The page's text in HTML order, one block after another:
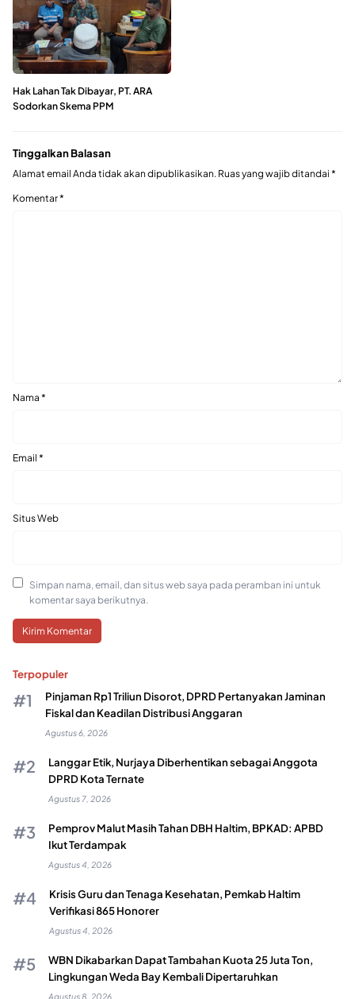
Hak Lahan Tak Dibayar, PT. ARA
Sodorkan Skema PPM
Tinggalkan Balasan
Alamat email Anda tidak akan dipublikasikan. Ruas yang wajib ditandai *
Komentar*
Nama *
Email *
Situs Web
Simpan nama, email, dan situs web saya pada peramban ini untuk
komentar saya berikutnya.
Terpopuler
Pinjaman Rp1 Triliun Disorot, DPRD Pertanyakan Jaminan
Fiskal dan Keadilan Distribusi Anggaran
Agustus 6, 2026
Langgar Etik, Nurjaya Diberhentikan sebagai Anggota
DPRD Kota Ternate
Agustus 7, 2026
Pemprov Malut Masih Tahan DBH Haltim, BPKAD: APBD
Ikut Terdampak
Agustus 4, 2026
Krisis Guru dan Tenaga Kesehatan, Pemkab Haltim
Verifikasi 865 Honorer
Agustus 4, 2026
WBN Dikabarkan Dapat Tambahan Kuota 25 Juta Ton,
Lingkungan Weda Bay Kembali Dipertaruhkan
Agustus 8, 2026